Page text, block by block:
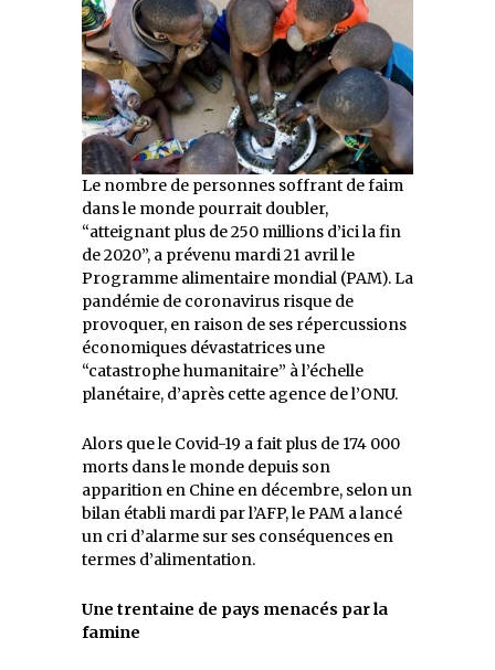
Le nombre de personnes soffrant de faim
dans le monde pourrait doubler,
“atteignant plus de 250 millions d’ici la fin
de 2020”, a prévenu mardi 21 avril le
Programme alimentaire mondial (PAM). La
pandémie de coronavirus risque de
provoquer, en raison de ses répercussions
économiques dévastatrices une
“catastrophe humanitaire” à l’échelle
planétaire, d’après cette agence de l’ONU.
Alors que le Covid-19 a fait plus de 174 000
morts dans le monde depuis son
apparition en Chine en décembre, selon un
bilan établi mardi par l’AFP, le PAM a lancé
un cri d’alarme sur ses conséquences en
termes d’alimentation.
Une trentaine de pays menacés par la
famine